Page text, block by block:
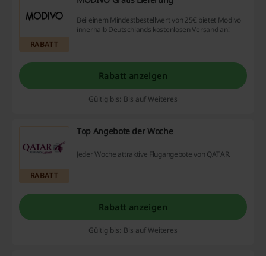
RABATT
Bei einem Mindestbestellwert von 25€ bietet Modivo
innerhalb Deutschlands kostenlosen Versand an!
Rabatt anzeigen
Gültig bis: Bis auf Weiteres
RABATT
Top Angebote der Woche
Jeder Woche attraktive Flugangebote von QATAR.
Rabatt anzeigen
Gültig bis: Bis auf Weiteres